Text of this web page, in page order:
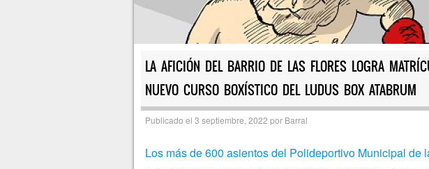
LA AFICIÓN DEL BARRIO DE LAS FLORES LOGRA
NUEVO CURSO BOXÍSTICO DEL LUDUS BOX ATABRUM
Publicado el 3 septiembre, 2022 por Barral
Los más de 600 asientos del Polideportivo Municipal de